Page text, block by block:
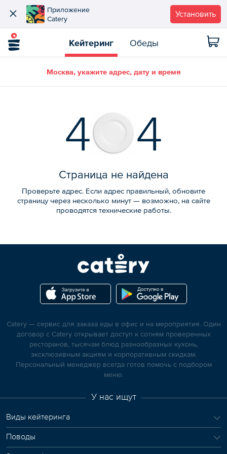
Приложение
Catery
Установить
Кейтеринг Обеды
Москва, укажите адрес, дату и время
4 4
Страница не найдена
Проверьте адрес. Если адрес правильный, обновите
страницу через несколько минут — возможно, на сайте
проводятся технические работы.
Catery — сервис для заказа еды в офис и на мероприятия. Один
договор с Catery открывает доступ к сотням проверенных
ресторанов, тысячам блюд разнообразных кухонь,
эксклюзивным акциям и корпоративным скидкам.
Персональный менеджер всегда готов помочь с подбором
меню.
У нас ищут
Виды кейтеринга
Поводы